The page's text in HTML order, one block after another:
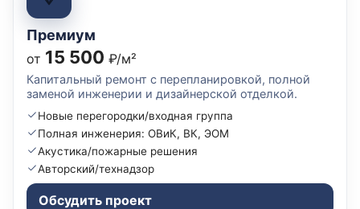
Премиум
от 15 500 ₽/м²
Капитальный ремонт с перепланировкой, полной
заменой инженерии и дизайнерской отделкой.
Новые перегородки/входная группа
Полная инженерия: ОВиК, ВК, ЭОМ
Акустика/пожарные решения
Авторский/технадзор
Обсудить проект